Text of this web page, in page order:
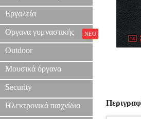
Εργαλεία
Οργανα γυμναστικής ΝΕΟ
Outdoor
Μουσικά όργανα
Security
Ηλεκτρονικά παιχνίδια